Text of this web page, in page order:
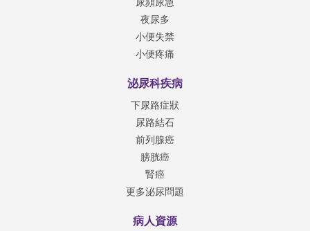
夜尿多
小便失禁
小便疼痛
泌尿科疾病
下尿路症狀
尿路結石
前列腺癌
膀胱癌
腎癌
更多泌尿問題
病人資源